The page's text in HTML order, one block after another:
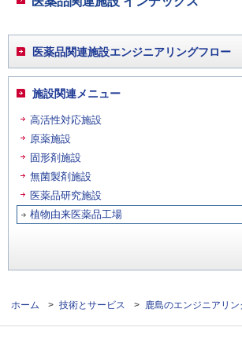
医薬品関連施設エンジニアリングフロー
施設関連メニュー
高活性対応施設
原薬施設
固形剤施設
無菌製剤施設
医薬品研究施設
植物由来医薬品工場
ホーム > 技術とサービス > 鹿島のエンジニアリン